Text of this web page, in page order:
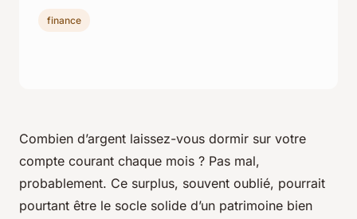
Combien d’argent laissez-vous dormir sur votre
compte courant chaque mois ? Pas mal,
probablement. Ce surplus, souvent oublié, pourrait
pourtant être le socle solide d’un patrimoine bien
finance